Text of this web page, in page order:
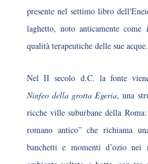
presente nel settimo libro
laghetto, noto anticamente come
qualità terapeutiche delle sue acque.
Nel II secolo d.C. la fonte
Ninfeo della grotta Egeria, una
ricche ville suburbane della
romano antico” che richiama
banchetti e momenti d’ozio